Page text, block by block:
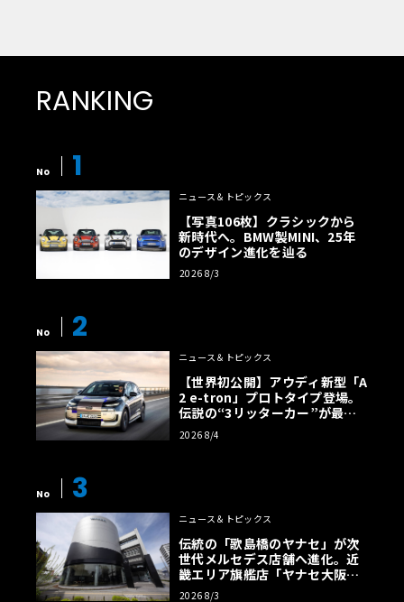
RANKING
No 1
ニュース＆トピックス
【写真106枚】クラシックから
新時代へ。BMW製MINI、25年
のデザイン進化を辿る
2026 8/3
No 2
ニュース＆トピックス
【世界初公開】アウディ新型「A
2 e-tron」プロトタイプ登場。
伝説の“3リッターカー”が最高
効率エントリーBEVとして復活
【画像38枚】
2026 8/4
No 3
ニュース＆トピックス
伝統の「歌島橋のヤナセ」が次
世代メルセデス店舗へ進化。近
畿エリア旗艦店「ヤナセ大阪支
店」がリニューアル
2026 8/3